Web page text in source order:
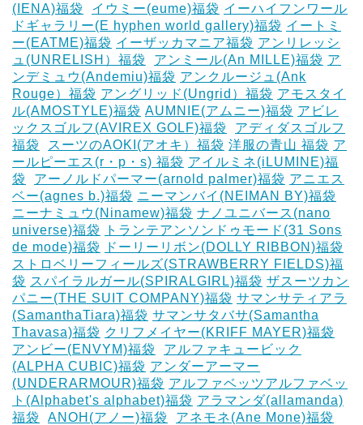
(IENA)福袋
イウミー(eume)福袋 イーハイフンワール
ドギャラリー(E hyphen world gallery)福袋 イートミ
ー(EATME)福袋 イーザッカマニア福袋 アンリレッシ
ュ(UNRELISH）福袋
アンミール(An MILLE)福袋 ア
ンデミュウ(Andemiu)福袋 アンクルージュ(Ank
Rouge）福袋 アングリッド(Ungrid）福袋 アモスタイ
ル(AMOSTYLE)福袋 AUMNIE(アムニー)福袋 アビレ
ックスゴルフ(AVIREX GOLF)福袋
アディダスゴルフ
福袋
スーツのAOKI(アオキ）福袋 洋服の青山 福袋 ア
ールピーエス(r・p・s) 福袋 アイルミネ(iLUMINE)福
袋
アーノルドパーマー(arnold palmer)福袋 アニエス
ベー(agnes b.)福袋 ニーマンバイ(NEIMAN BY)福袋
ニーナミュウ(Ninamew)福袋 ナノユニバース(nano
universe)福袋
トランテアンソンドゥモード(31 Sons
de mode)福袋
ドーリーリボン(DOLLY RIBBON)福袋
ストロベリーフィールズ(STRAWBERRY FIELDS)福
袋 スパイラルガール(SPIRALGIRL)福袋 ザスーツカン
パニー(THE SUIT COMPANY)福袋 サマンサティアラ
(SamanthaTiara)福袋 サマンサタバサ(Samantha
Thavasa)福袋 クリフメイヤー(KRIFF MAYER)福袋
アンビー(ENVYM)福袋
アルファキュービック
(ALPHA CUBIC)福袋 アンダーアーマー
(UNDERARMOUR)福袋 アルファベッツアルファベッ
ト(Alphabet's alphabet)福袋 アラマンダ(allamanda)
福袋
ANOH(アノー)福袋
アネモネ(Ane Mone)福袋